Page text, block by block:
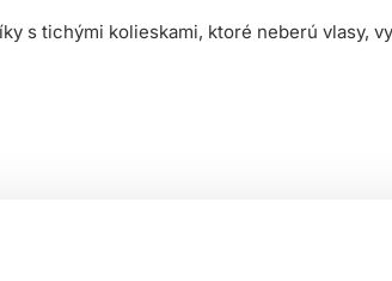
s tichými kolieskami, ktoré neberú vlasy,